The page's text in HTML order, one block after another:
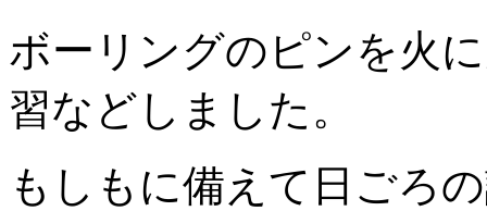
ボーリングのピンを火
習などしました。
もしもに備えて日ごろ